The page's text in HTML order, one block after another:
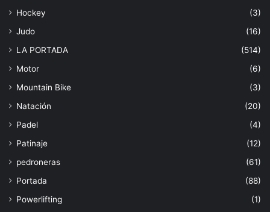
Hockey
(3)
Judo
(16)
LA PORTADA
(514)
Motor
(6)
Mountain Bike
(3)
Natación
(20)
Padel
(4)
Patinaje
(12)
pedroneras
(61)
Portada
(88)
Powerlifting
(1)